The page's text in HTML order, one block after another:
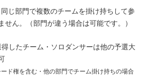
じ部門で複数のチームを掛け持ちして参
せん。（部門が違う場合は可能です。）
したチーム・ソロダンサーは他の予選大
ド権を含む・他の部門でチーム掛け持ちの場合